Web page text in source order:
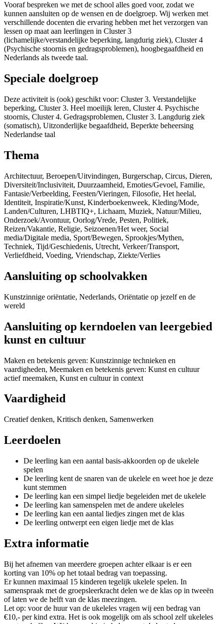
Vooraf bespreken we met de school alles goed voor, zodat we
kunnen aansluiten op de wensen en de doelgroep. Wij werken met
verschillende docenten die ervaring hebben met het verzorgen van
lessen op maat aan leerlingen in Cluster 3
(lichamelijke/verstandelijke beperking, langdurig ziek), Cluster 4
(Psychische stoornis en gedragsproblemen), hoogbegaafdheid en
Nederlands als tweede taal.
Speciale doelgroep
Deze activiteit is (ook) geschikt voor: Cluster 3. Verstandelijke
beperking, Cluster 3. Heel moeilijk leren, Cluster 4. Psychische
stoornis, Cluster 4. Gedragsproblemen, Cluster 3. Langdurig ziek
(somatisch), Uitzonderlijke begaafdheid, Beperkte beheersing
Nederlandse taal
Thema
Architectuur, Beroepen/Uitvindingen, Burgerschap, Circus, Dieren,
Diversiteit/Inclusiviteit, Duurzaamheid, Emoties/Gevoel, Familie,
Fantasie/Verbeelding, Feesten/Vieringen, Filosofie, Het heelal,
Identiteit, Inspiratie/Kunst, Kinderboekenweek, Kleding/Mode,
Landen/Culturen, LHBTIQ+, Lichaam, Muziek, Natuur/Milieu,
Onderzoek/Avontuur, Oorlog/Vrede, Pesten, Politiek,
Reizen/Vakantie, Religie, Seizoenen/Het weer, Social
media/Digitale media, Sport/Bewegen, Sprookjes/Mythen,
Techniek, Tijd/Geschiedenis, Utrecht, Verkeer/Transport,
Verliefdheid, Voeding, Vriendschap, Ziekte/Verlies
Aansluiting op schoolvakken
Kunstzinnige oriëntatie, Nederlands, Oriëntatie op jezelf en de
wereld
Aansluiting op kerndoelen van leergebied
kunst en cultuur
Maken en betekenis geven: Kunstzinnige technieken en
vaardigheden, Meemaken en betekenis geven: Kunst en cultuur
actief meemaken, Kunst en cultuur in context
Vaardigheid
Creatief denken, Kritisch denken, Samenwerken
Leerdoelen
De leerling kan een aantal basis-akkoorden op de ukelele
spelen
De leerling kent de snaren van de ukelele en weet hoe je deze
kunt stemmen
De leerling kan een simpel liedje begeleiden met de ukelele
De leerling kan samenspelen met de andere ukeleles
De leerling kan een aantal liedjes zingen met de klas
De leerling ontwerpt een eigen liedje met de klas
Extra informatie
Bij het afnemen van meerdere groepen achter elkaar is er een
korting van 10% op het totaal bedrag van toepassing.
Er kunnen maximaal 15 kinderen tegelijk ukelele spelen. In
samenspraak met de groepsleerkracht delen we de klas op in tweeën
of laten we de helft van de klas meezingen.
Let op: voor de huur van de ukeleles vragen wij een bedrag van
€10,- per kind extra. Het is ook mogelijk om als school zelf ukeleles